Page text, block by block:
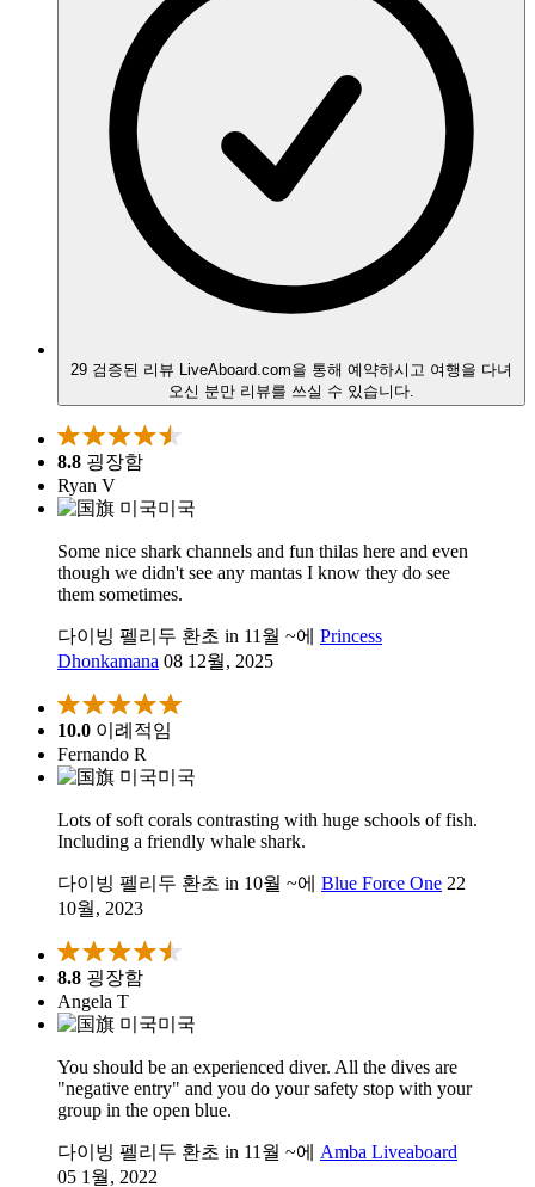
29 검증된 리뷰 LiveAboard.com을 통해 예약하시고 여행을 다녀
오신 분만 리뷰를 쓰실 수 있습니다.
8.8 굉장함
Ryan V
미국
Some nice shark channels and fun thilas here and even
though we didn't see any mantas I know they do see
them sometimes.
다이빙 펠리두 환초 in 11월 ~에 Princess
Dhonkamana 08 12월, 2025
10.0 이례적임
Fernando R
미국
Lots of soft corals contrasting with huge schools of fish.
Including a friendly whale shark.
다이빙 펠리두 환초 in 10월 ~에 Blue Force One 22
10월, 2023
8.8 굉장함
Angela T
미국
You should be an experienced diver. All the dives are
"negative entry" and you do your safety stop with your
group in the open blue.
다이빙 펠리두 환초 in 11월 ~에 Amba Liveaboard
05 1월, 2022